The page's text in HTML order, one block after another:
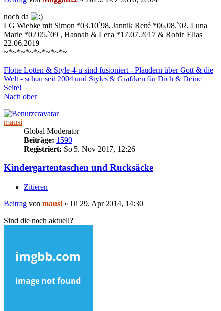
noch da
LG Wiebke mit Simon *03.10`98, Jannik René *06.08.`02, Luna
Marie *02.05.`09 , Hannah & Lena *17.07.2017 & Robin Elias
22.06.2019
~*~*~*~*~*~*~*~
Flotte Lotten & Style-4-u sind fusioniert - Plaudern über Gott & die
Welt - schon seit 2004 und Styles & Grafiken für Dich & Deine
Seite!
Nach oben
mausi
Global Moderator
Beiträge: 1590
Registriert: So 5. Nov 2017, 12:26
Kindergartentaschen und Rucksäcke
Zitieren
Beitrag von mausi » Di 29. Apr 2014, 14:30
Sind die noch aktuell?